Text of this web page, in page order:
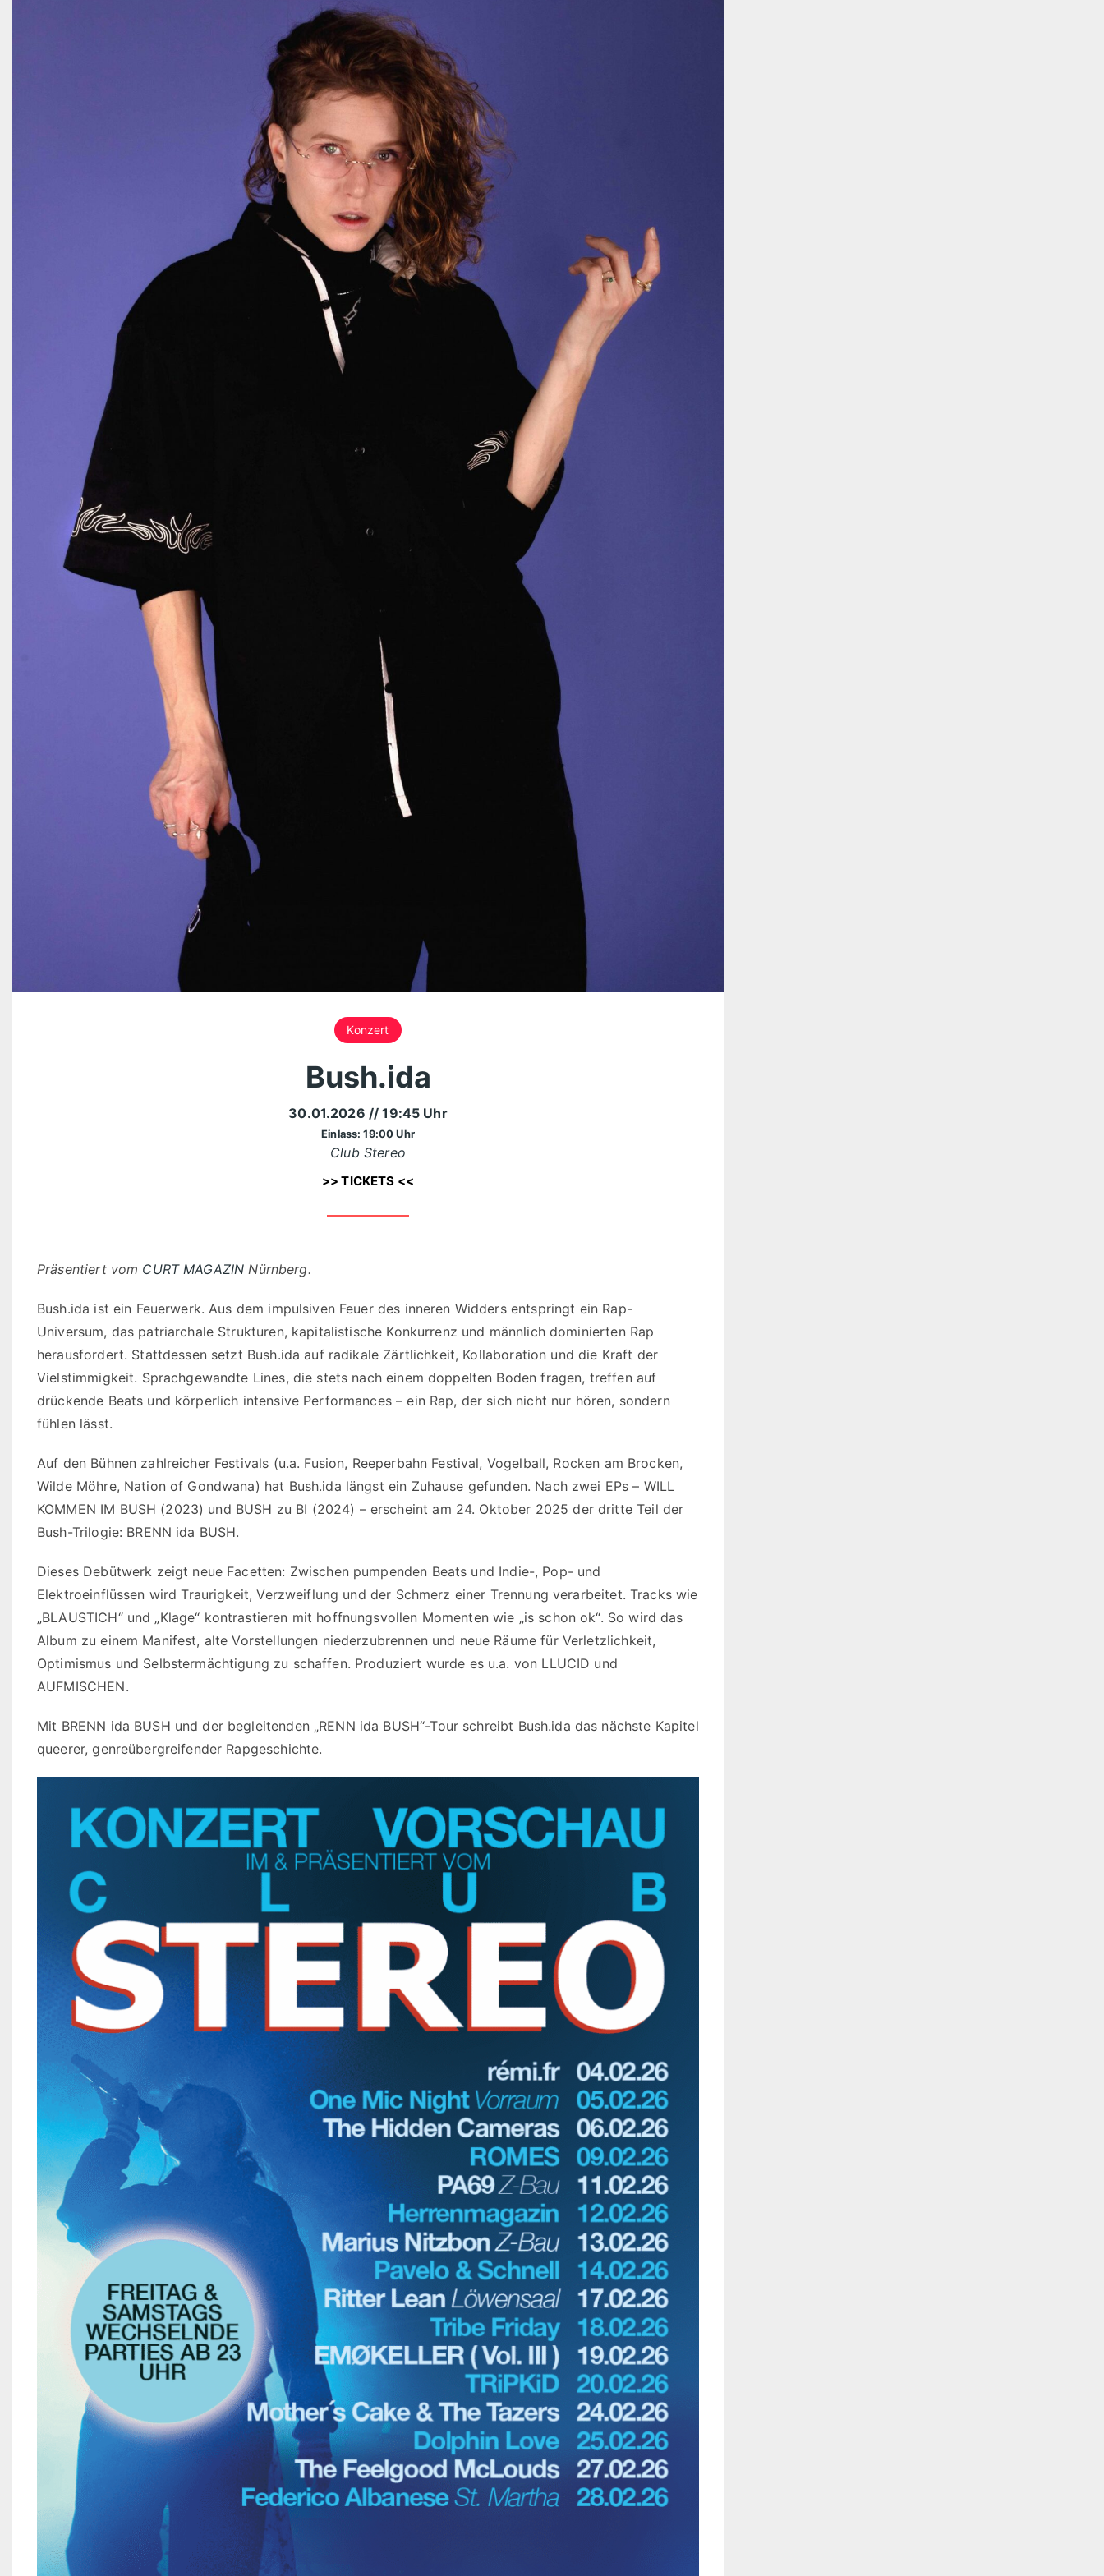
Konzert
Bush.ida
30.01.2026 // 19:45 Uhr
Einlass: 19:00 Uhr
Club Stereo
>> TICKETS <<
Präsentiert vom CURT MAGAZIN Nürnberg.
Bush.ida ist ein Feuerwerk. Aus dem impulsiven Feuer des inneren Widders entspringt ein Rap-
Universum, das patriarchale Strukturen, kapitalistische Konkurrenz und männlich dominierten Rap
herausfordert. Stattdessen setzt Bush.ida auf radikale Zärtlichkeit, Kollaboration und die Kraft der
Vielstimmigkeit. Sprachgewandte Lines, die stets nach einem doppelten Boden fragen, treffen auf
drückende Beats und körperlich intensive Performances – ein Rap, der sich nicht nur hören, sondern
fühlen lässt.
Auf den Bühnen zahlreicher Festivals (u.a. Fusion, Reeperbahn Festival, Vogelball, Rocken am Brocken,
Wilde Möhre, Nation of Gondwana) hat Bush.ida längst ein Zuhause gefunden. Nach zwei EPs – WILL
KOMMEN IM BUSH (2023) und BUSH zu BI (2024) – erscheint am 24. Oktober 2025 der dritte Teil der
Bush-Trilogie: BRENN ida BUSH.
Dieses Debütwerk zeigt neue Facetten: Zwischen pumpenden Beats und Indie-, Pop- und
Elektroeinflüssen wird Traurigkeit, Verzweiflung und der Schmerz einer Trennung verarbeitet. Tracks wie
„BLAUSTICH“ und „Klage“ kontrastieren mit hoffnungsvollen Momenten wie „is schon ok“. So wird das
Album zu einem Manifest, alte Vorstellungen niederzubrennen und neue Räume für Verletzlichkeit,
Optimismus und Selbstermächtigung zu schaffen. Produziert wurde es u.a. von LLUCID und
AUFMISCHEN.
Mit BRENN ida BUSH und der begleitenden „RENN ida BUSH“-Tour schreibt Bush.ida das nächste Kapitel
queerer, genreübergreifender Rapgeschichte.